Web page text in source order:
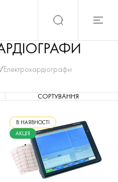
/Електрокардіографи
СОРТУВАННЯ
В НАЯВНОСТІ
АКЦІЯ